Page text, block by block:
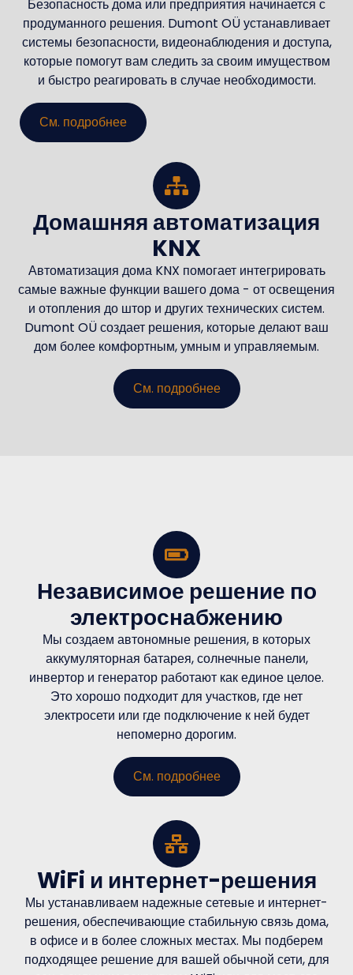
Безопасность дома или предприятия начинается с
продуманного решения. Dumont OÜ устанавливает
системы безопасности, видеонаблюдения и доступа,
которые помогут вам следить за своим имуществом
и быстро реагировать в случае необходимости.
См. подробнее
Домашняя автоматизация
KNX
Автоматизация дома KNX помогает интегрировать
самые важные функции вашего дома - от освещения
и отопления до штор и других технических систем.
Dumont OÜ создает решения, которые делают ваш
дом более комфортным, умным и управляемым.
См. подробнее
Независимое решение по
электроснабжению
Мы создаем автономные решения, в которых
аккумуляторная батарея, солнечные панели,
инвертор и генератор работают как единое целое.
Это хорошо подходит для участков, где нет
электросети или где подключение к ней будет
непомерно дорогим.
См. подробнее
WiFi и интернет-решения
Мы устанавливаем надежные сетевые и интернет-
решения, обеспечивающие стабильную связь дома,
в офисе и в более сложных местах. Мы подберем
подходящее решение для вашей обычной сети, для